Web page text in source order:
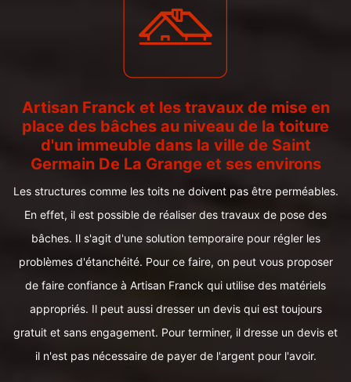
Artisan Franck et les travaux de mise en
place des bâches au niveau de la toiture
d'un immeuble dans la ville de Saint
Germain De La Grange et ses environs
Les structures comme les toits ne doivent pas être perméables.
En effet, il est possible de réaliser des travaux de pose des
bâches. Il s'agit d'une solution temporaire pour régler les
problèmes d'étanchéité. Pour ce faire, on peut vous proposer
de faire confiance à Artisan Franck qui utilise des matériels
appropriés. Il peut aussi dresser un devis qui est toujours
gratuit et sans engagement. Pour terminer, il dresse un devis et
il n'est pas nécessaire de payer de l'argent pour l'avoir.